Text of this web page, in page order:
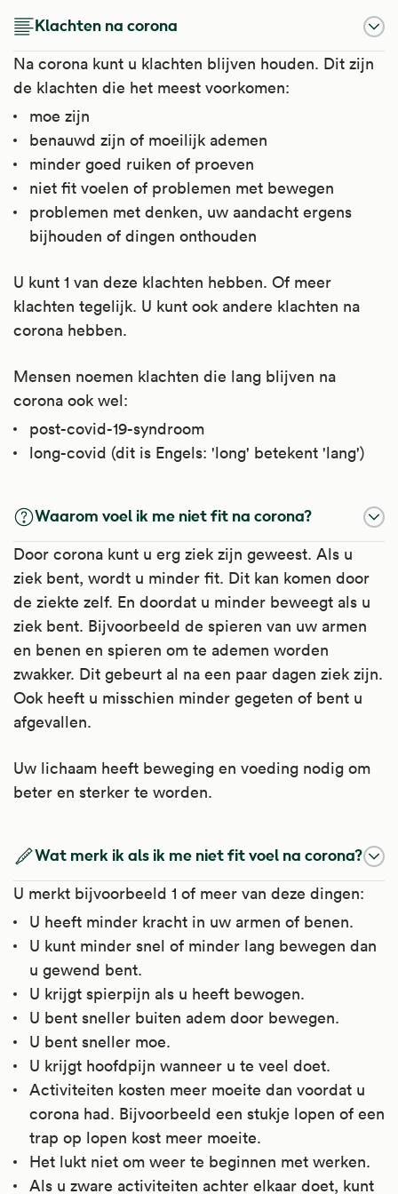
Klachten na corona
Na corona kunt u klachten blijven houden. Dit zijn
de klachten die het meest voorkomen:
moe zijn
benauwd zijn of moeilijk ademen
minder goed ruiken of proeven
niet fit voelen of problemen met bewegen
problemen met denken, uw aandacht ergens
bijhouden of dingen onthouden
U kunt 1 van deze klachten hebben. Of meer
klachten tegelijk. U kunt ook andere klachten na
corona hebben.
Mensen noemen klachten die lang blijven na
corona ook wel:
post-covid-19-syndroom
long-covid (dit is Engels: 'long' betekent 'lang')
Waarom voel ik me niet fit na corona?
Door corona kunt u erg ziek zijn geweest. Als u
ziek bent, wordt u minder fit. Dit kan komen door
de ziekte zelf. En doordat u minder beweegt als u
ziek bent. Bijvoorbeeld de spieren van uw armen
en benen en spieren om te ademen worden
zwakker. Dit gebeurt al na een paar dagen ziek zijn.
Ook heeft u misschien minder gegeten of bent u
afgevallen.
Uw lichaam heeft beweging en voeding nodig om
beter en sterker te worden.
Wat merk ik als ik me niet fit voel na corona?
U merkt bijvoorbeeld 1 of meer van deze dingen:
U heeft minder kracht in uw armen of benen.
U kunt minder snel of minder lang bewegen dan
u gewend bent.
U krijgt spierpijn als u heeft bewogen.
U bent sneller buiten adem door bewegen.
U bent sneller moe.
U krijgt hoofdpijn wanneer u te veel doet.
Activiteiten kosten meer moeite dan voordat u
corona had. Bijvoorbeeld een stukje lopen of een
trap op lopen kost meer moeite.
Het lukt niet om weer te beginnen met werken.
Als u zware activiteiten achter elkaar doet, kunt